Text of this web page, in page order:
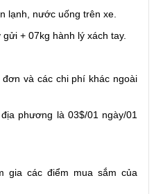
lạnh, nước uống trên xe.
+ 07kg hành lý xách tay.
và các chi phí khác ngoài
phương là 03$/01 ngày/01
các điểm mua sắm của